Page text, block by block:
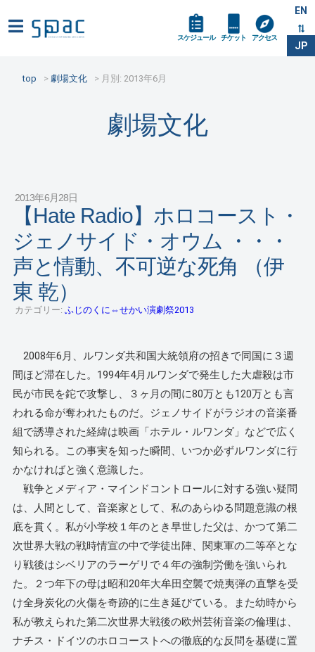
EN
JP
スケジュール チケット アクセス
top 劇場文化 月別: 2013年6月
劇場文化
2013年6月28日
【Hate Radio】ホロコースト・
ジェノサイド・オウム ・・・
声と情動、不可逆な死角 （伊
東 乾）
カテゴリー: ふじのくに⇔せかい演劇祭2013
2008年6月、ルワンダ共和国大統領府の招きで同国に３週
間ほど滞在した。1994年4月ルワンダで発生した大虐殺は市
民が市民を鉈で攻撃し、３ヶ月の間に80万とも120万とも言
われる命が奪われたものだ。ジェノサイドがラジオの音楽番
組で誘導された経緯は映画「ホテル・ルワンダ」などで広く
知られる。この事実を知った瞬間、いつか必ずルワンダに行
かなければと強く意識した。
戦争とメディア・マインドコントロールに対する強い疑問
は、人間として、音楽家として、私のあらゆる問題意識の根
底を貫く。私が小学校１年のとき早世した父は、かつて第二
次世界大戦の戦時情宣の中で学徒出陣、関東軍の二等卒とな
り戦後はシベリアのラーゲリで４年の強制労働を強いられ
た。２つ年下の母は昭和20年大牟田空襲で焼夷弾の直撃を受
け全身炭化の火傷を奇跡的に生き延びている。また幼時から
私が教えられた第二次世界大戦後の欧州芸術音楽の倫理は、
ナチス・ドイツのホロコーストへの徹底的な反問を基礎に置